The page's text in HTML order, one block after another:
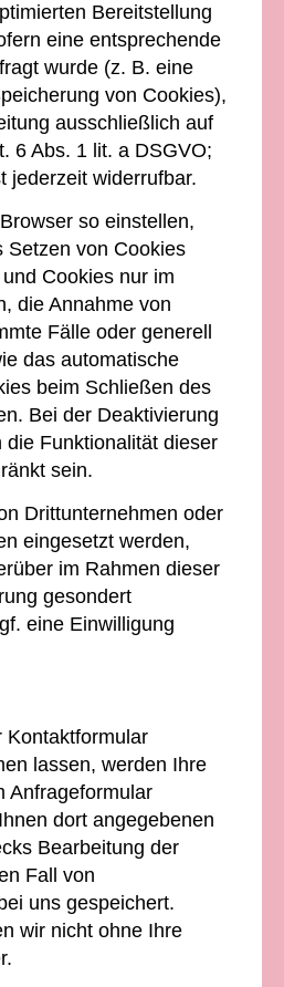
Bereitstellung
eine entsprechende
wurde (z. B. eine
von Cookies),
ausschließlich auf
6 Abs. 1 lit. a DSGVO;
jederzeit widerrufbar.
so einstellen,
Setzen von Cookies
Cookies nur im
die Annahme von
Fälle oder generell
das automatische
beim Schließen des
Bei der Deaktivierung
die Funktionalität dieser
sein.
Drittunternehmen oder
eingesetzt werden,
im Rahmen dieser
gesondert
eine Einwilligung
Kontaktformular
lassen, werden Ihre
Anfrageformular
dort angegebenen
Bearbeitung der
Fall von
uns gespeichert.
wir nicht ohne Ihre